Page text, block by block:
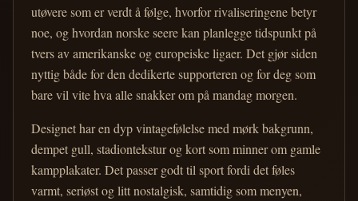
utøvere som er verdt å følge, hvorfor rivaliseringene betyr
noe, og hvordan norske seere kan planlegge tidspunkt på
tvers av amerikanske og europeiske ligaer. Det gjør siden
nyttig både for den dedikerte supporteren og for deg som
bare vil vite hva alle snakker om på mandag morgen.
Designet har en dyp vintagefølelse med mørk bakgrunn,
dempet gull, stadiontekstur og kort som minner om gamle
kampplakater. Det passer godt til sport fordi det føles
varmt, seriøst og litt nostalgisk, samtidig som menyen,